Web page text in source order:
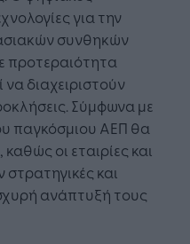
για την
συνθηκών
προτεραιότητα
να διαχειριστούν
Σύμφωνα με
παγκόσμιου ΑΕΠ θα
οι εταιρίες και
στρατηγικές και
ανάπτυξή τους